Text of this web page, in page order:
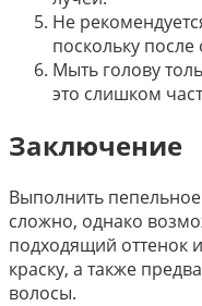
Не
поскольку
Мыть голову
это слишком
Заключение
Выполнить
сложно, однако
подходящий оттенок
краску, а также
волосы.